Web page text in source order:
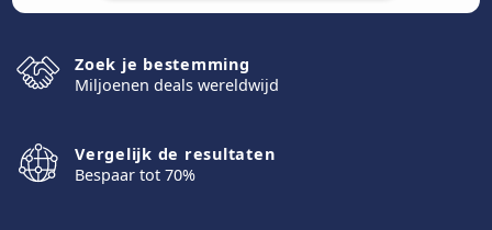
Zoek je bestemming
Miljoenen deals wereldwijd
Vergelijk de resultaten
Bespaar tot 70%